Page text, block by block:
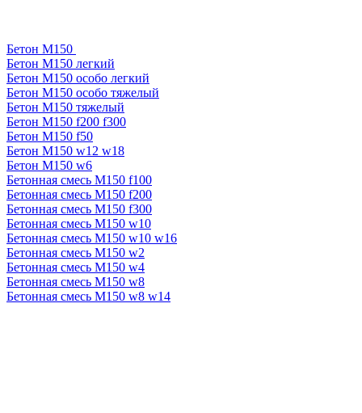
Бетон М150
Бетон М150 легкий
Бетон М150 особо легкий
Бетон М150 особо тяжелый
Бетон М150 тяжелый
Бетон М150 f200 f300
Бетон М150 f50
Бетон М150 w12 w18
Бетон М150 w6
Бетонная смесь М150 f100
Бетонная смесь М150 f200
Бетонная смесь М150 f300
Бетонная смесь М150 w10
Бетонная смесь М150 w10 w16
Бетонная смесь М150 w2
Бетонная смесь М150 w4
Бетонная смесь М150 w8
Бетонная смесь М150 w8 w14